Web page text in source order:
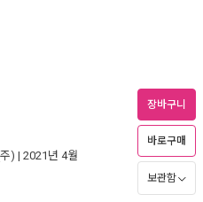
) | 2021년 4월
장바구니
바로구매
보관함